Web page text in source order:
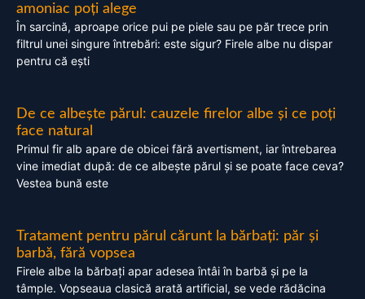
amoniac poți alege
În sarcină, aproape orice pui pe piele sau pe păr trece prin
filtrul unei singure întrebări: este sigur? Firele albe nu dispar
pentru că ești
De ce albește părul: cauzele firelor albe și ce poți
face natural
Primul fir alb apare de obicei fără avertisment, iar întrebarea
vine imediat după: de ce albește părul și se poate face ceva?
Vestea bună este
Tratament pentru părul cărunt la bărbați: păr și
barbă, fără vopsea
Firele albe la bărbați apar adesea întâi în barbă și pe la
tâmple. Vopseaua clasică arată artificial, se vede rădăcina